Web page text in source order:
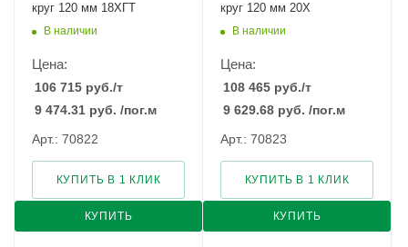
круг 120 мм 18ХГТ
В наличии
Цена:
106 715 руб./т
9 474.31 руб. /пог.м
Арт.: 70822
КУПИТЬ
КУПИТЬ В 1 КЛИК
круг 120 мм 20Х
В наличии
Цена:
108 465 руб./т
9 629.68 руб. /пог.м
Арт.: 70823
КУПИТЬ
КУПИТЬ В 1 КЛИК